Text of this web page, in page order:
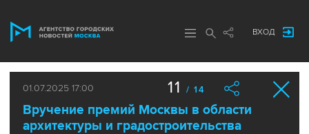
ВХОД
01.07.2025 17:00
Вручение премий Москвы в области
архитектуры и градостроительства
11 / 14